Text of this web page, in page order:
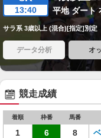
13:40 平地 ダート
サラ系 3歳以上 (混合)[指定]別定
データ分析 オ
競走成績
着順 枠番 馬番
1 6 8